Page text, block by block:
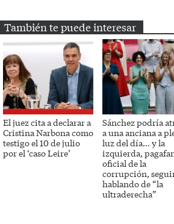
También te puede interesar
El juez cita a declarar a
Cristina Narbona como
testigo el 10 de julio
por el ‘caso Leire’
Sánchez podría
a una anciana a
luz del día… y la
izquierda,
oficial de la
corrupción,
hablando de “la
ultraderecha”